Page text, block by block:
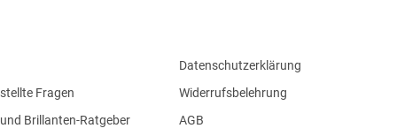
Fragen
Brillanten-Ratgeber
Datenschutzerklärung
Widerrufsbelehrung
AGB